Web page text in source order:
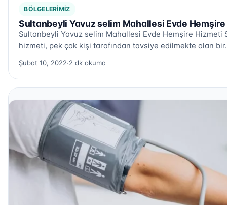
BÖLGELERIMIZ
Sultanbeyli Yavuz selim Mahallesi Evde
Sultanbeyli Yavuz selim Mahallesi Evde Hemşire
hizmeti, pek çok kişi tarafından tavsiye edilmekte olan
Şubat 10, 2022·2 dk okuma